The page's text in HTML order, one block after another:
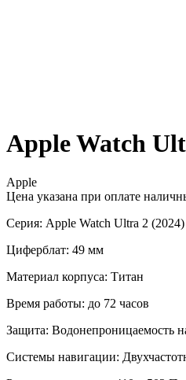
Apple Watch
Apple
Цена указана при оплате
Серия: Apple Watch Ultra 2 (2024)
Циферблат: 49 мм
Материал корпуса: Титан
Время работы: до 72 часов
Защита: Водонепроницаемость
Системы навигации: